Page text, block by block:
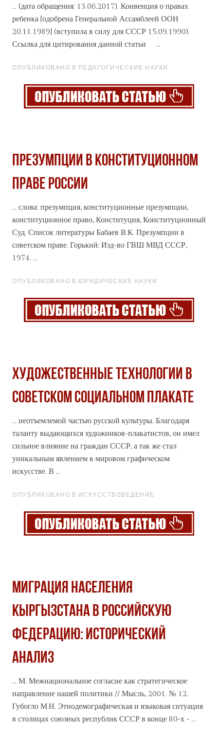
... (дата обращения: 13.06.2017). Конвенция о правах
ребенка [одобрена Генеральной Ассамблеей ООН
20.11.1989] (вступила в силу для СССР 15.09.1990).
Ссылка для цитирования данной статьи ...
ОПУБЛИКОВАНО В ПЕДАГОГИЧЕСКИЕ НАУКИ
ПРЕЗУМПЦИИ В КОНСТИТУЦИОННОМ
ПРАВЕ РОССИИ
... слова: презумпция, конституционные презумпции,
конституционное право, Конституция, Конституционный
Суд. Список литературы Бабаев В.К. Презумпции в
советском праве. Горький: Изд-во ГВШ МВД СССР,
1974. ...
ОПУБЛИКОВАНО В ЮРИДИЧЕСКИЕ НАУКИ
ХУДОЖЕСТВЕННЫЕ ТЕХНОЛОГИИ В
СОВЕТСКОМ СОЦИАЛЬНОМ ПЛАКАТЕ
... неотъемлемой частью русской культуры. Благодаря
таланту выдающихся художников-плакатистов, он имел
сильное влияние на граждан СССР, а так же стал
уникальным явлением в мировом графическом
искусстве. В ...
ОПУБЛИКОВАНО В ИСКУССТВОВЕДЕНИЕ
МИГРАЦИЯ НАСЕЛЕНИЯ
КЫРГЫЗСТАНА В РОССИЙСКУЮ
ФЕДЕРАЦИЮ: ИСТОРИЧЕСКИЙ
АНАЛИЗ
... М. Межнациональное согласие как стра­тегическое
направление нашей политики // Мысль, 2001. № 12.
Губогло М.Н. Этнодемографическая и языковая ситуация
в столицах союзных республик СССР в конце 80-х - ...